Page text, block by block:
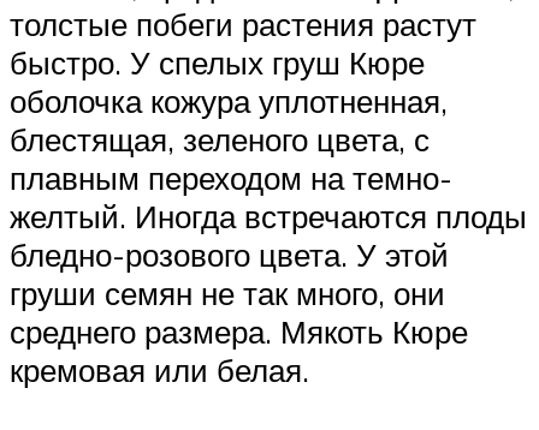
толстые побеги растения растут
быстро. У спелых груш Кюре
оболочка кожура уплотненная,
блестящая, зеленого цвета, с
плавным переходом на темно-
желтый. Иногда встречаются плоды
бледно-розового цвета. У этой
груши семян не так много, они
среднего размера. Мякоть Кюре
кремовая или белая.